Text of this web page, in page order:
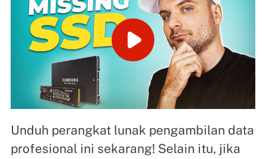
Unduh perangkat lunak pengambilan data
profesional ini sekarang! Selain itu, jika